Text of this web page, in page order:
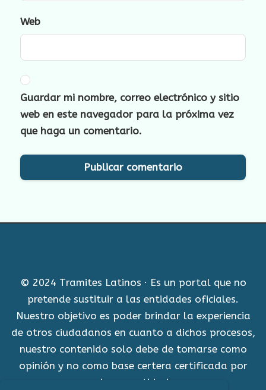
Web
Guardar mi nombre, correo electrónico y sitio
web en este navegador para la próxima vez
que haga un comentario.
© 2024 Tramites Latinos · Es un portal que no
pretende sustituir a las entidades oficiales.
Nuestro objetivo es poder brindar la experiencia
de otros ciudadanos en cuanto a dichos procesos,
nuestro contenido solo debe de tomarse como
opinión y no como base certera certificada por
alguna entidad.